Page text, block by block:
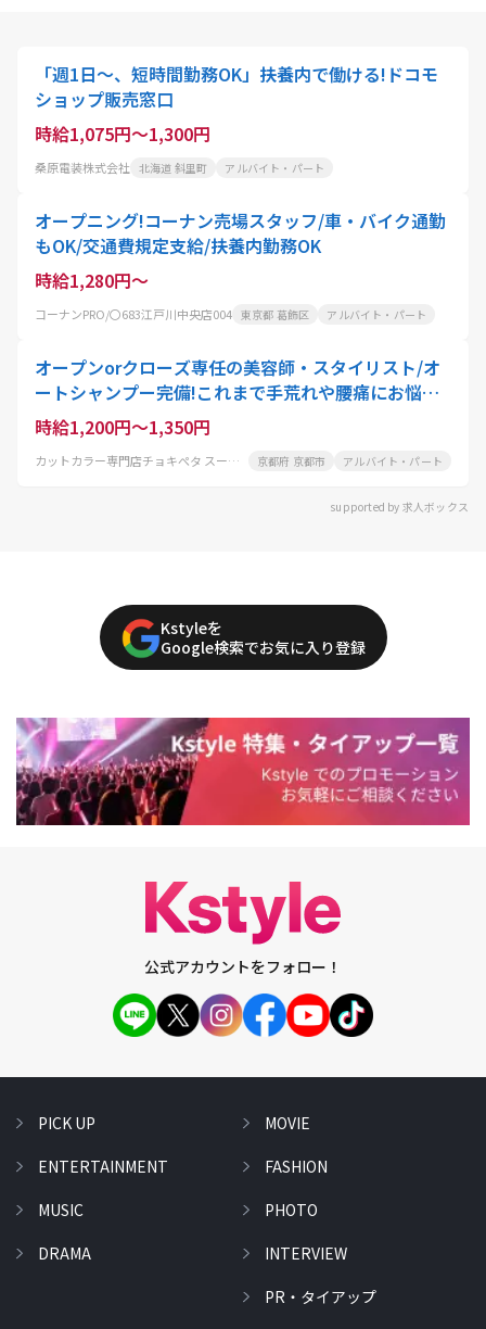
「週1日～、短時間勤務OK」扶養内で働ける!ドコモ
ショップ販売窓口
時給1,075円～1,300円
桑原電装株式会社 北海道 斜里町 アルバイト・パート
オープニング!コーナン売場スタッフ/車・バイク通勤
もOK/交通費規定支給/扶養内勤務OK
時給1,280円～
コーナンPRO/〇683江戸川中央店004 東京都 葛飾区 アルバイト・パート
オープンorクローズ専任の美容師・スタイリスト/オ
ートシャンプー完備!これまで手荒れや腰痛にお悩み
の美容師さんにも大好評
時給1,200円～1,350円
カットカラー専門店チョキぺタ スーパーマツモト五条店 京都府 京都市 アルバイト・パート
supported by 求人ボックス
Kstyleを
Google検索でお気に入り登録
公式アカウントをフォロー！
PICK UP
ENTERTAINMENT
MUSIC
DRAMA
MOVIE
FASHION
PHOTO
INTERVIEW
PR・タイアップ